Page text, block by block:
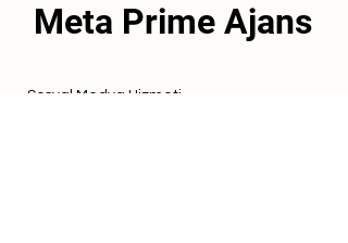
Meta Prime Ajans
Sosyal Medya Hizmeti